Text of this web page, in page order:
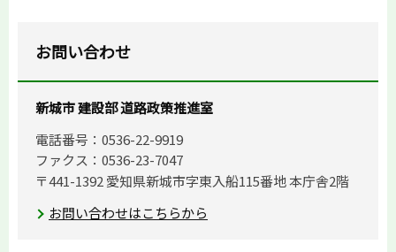
お問い合わせ
新城市 建設部 道路政策推進室
電話番号：0536-22-9919
ファクス：0536-23-7047
〒441-1392 愛知県新城市字東入船115番地 本庁舎2階
お問い合わせはこちらから